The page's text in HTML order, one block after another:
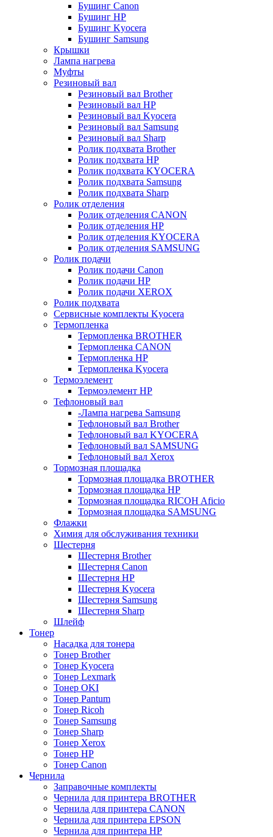
Бушинг Canon
Бушинг HP
Бушинг Kyocera
Бушинг Samsung
Крышки
Лампа нагрева
Муфты
Резиновый вал
Резиновый вал Brother
Резиновый вал HP
Резиновый вал Kyocera
Резиновый вал Samsung
Резиновый вал Sharp
Ролик подхвата Brother
Ролик подхвата HP
Ролик подхвата KYOCERA
Ролик подхвата Samsung
Ролик подхвата Sharp
Ролик отделения
Ролик отделения CANON
Ролик отделения HP
Ролик отделения KYOCERA
Ролик отделения SAMSUNG
Ролик подачи
Ролик подачи Canon
Ролик подачи HP
Ролик подачи XEROX
Ролик подхвата
Сервисные комплекты Kyocera
Термопленка
Термопленка BROTHER
Термопленка CANON
Термопленка HP
Термопленка Kyocera
Термоэлемент
Термоэлемент НР
Тефлоновый вал
-Лампа нагрева Samsung
Тефлоновый вал Brother
Тефлоновый вал KYOCERA
Тефлоновый вал SAMSUNG
Тефлоновый вал Xerox
Тормозная площадка
Тормозная площадка BROTHER
Тормозная площадка HP
Тормозная площадка RICOH Aficio
Тормозная площадка SAMSUNG
Флажки
Химия для обслуживания техники
Шестерня
Шестерня Brother
Шестерня Canon
Шестерня HP
Шестерня Kyocera
Шестерня Samsung
Шестерня Sharp
Шлейф
Тонер
Насадка для тонера
Тонер Brother
Тонер Kyocera
Тонер Lexmark
Тонер OKI
Тонер Pantum
Тонер Ricoh
Тонер Samsung
Тонер Sharp
Тонер Xerox
Тонер НР
Тонер Саnon
Чернила
Заправочные комплекты
Чернила для принтера BROTHER
Чернила для принтера CANON
Чернила для принтера EPSON
Чернила для принтера HP